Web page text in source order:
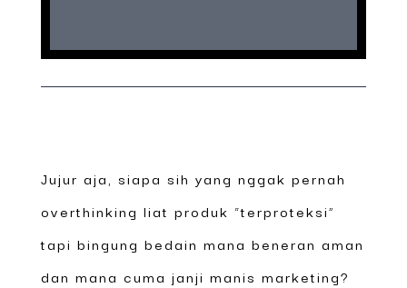
Jujur aja, siapa sih yang nggak pernah
overthinking liat produk “terproteksi”
tapi bingung bedain mana beneran aman
dan mana cuma janji manis marketing?